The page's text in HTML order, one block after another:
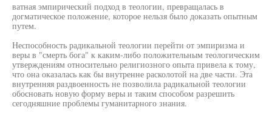
ватная эмпирический подход в теологии, превращалась в
догматическое положение, которое нельзя было доказать опытным
путем.
Неспособность радикальной теологии перейти от эмпиризма и
веры в "смерть бога" к каким-либо положительным теологическим
утверждениям относительно религиозного опыта привела к тому,
что она оказалась как бы внутренне расколотой на две части. Эта
внутренняя раздвоенность не позволила радикальной теологии
обосновать новую форму веры и таким способом разрешить
сегодняшние проблемы гуманитарного знания.